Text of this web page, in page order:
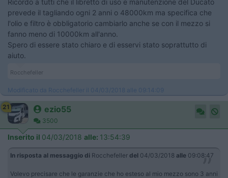
prevede il tagliando ogni 2 anni o 48000km ma specifica che
l'olio e filtro è obbligatorio cambiarlo anche se con il mezzo si
fanno meno di 10000km all'anno.
Spero di essere stato chiaro e di esservi stato soprattutto di
aiuto.
Rocchefeller
Modificato da Rocchefeller il 04/03/2018 alle 09:14:09
21 ezio55
3500
Inserito il 04/03/2018 alle: 13:54:39
In risposta al messaggio di Rocchefeller del 04/03/2018 alle 09:08:47
Volevo precisare che le garanzie che ho esteso al mio mezzo sono 3 anni